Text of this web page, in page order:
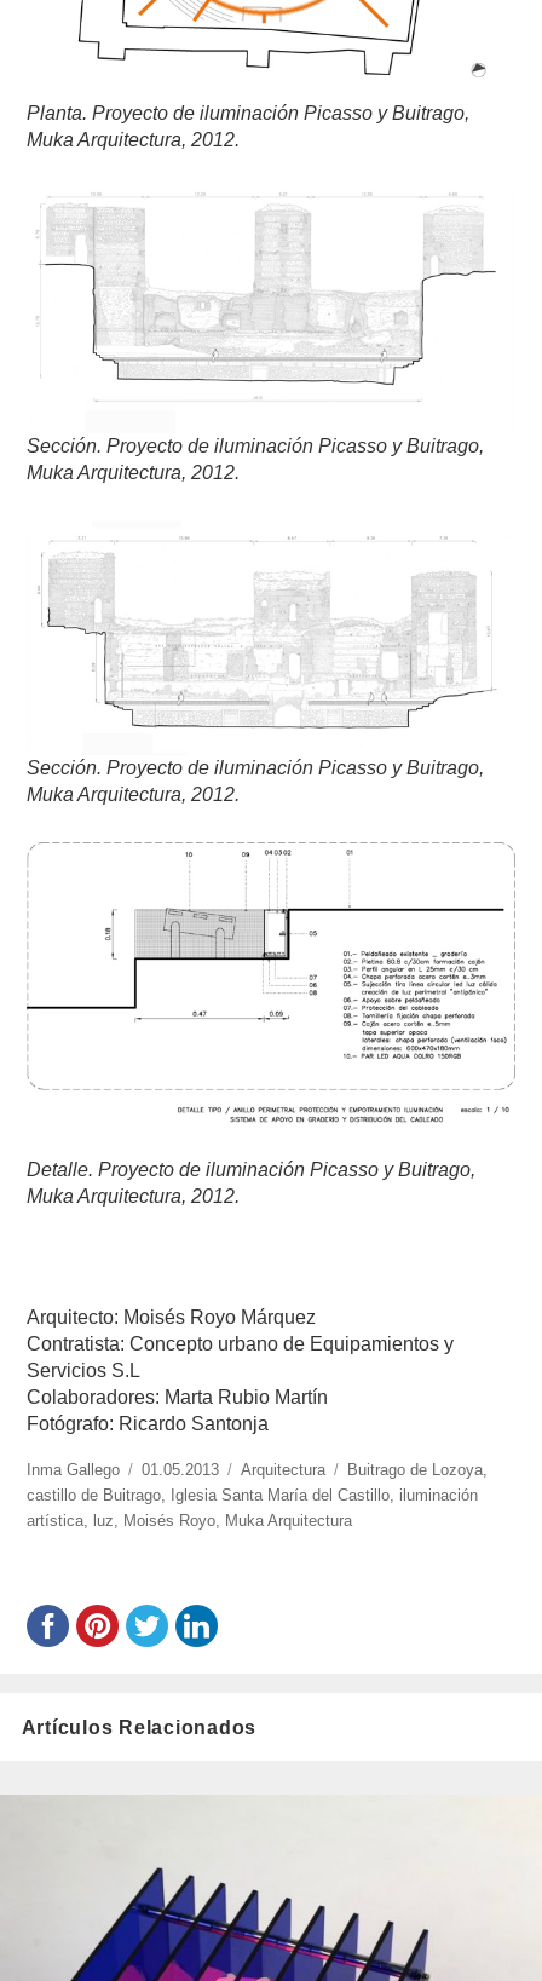
Planta.Proyecto de iluminaciónPicasso y Buitrago,
Muka Arquitectura, 2012.
Sección.Proyecto de iluminación Picasso y Buitrago,
Muka Arquitectura, 2012.
Sección.Proyecto de iluminación Picasso y Buitrago,
Muka Arquitectura, 2012.
Detalle.Proyecto de iluminación Picasso y Buitrago,
Muka Arquitectura, 2012.
Arquitecto: Moisés Royo Márquez
Contratista: Concepto urbano de Equipamientos y
Servicios S.L
Colaboradores: Marta Rubio Martín
Fotógrafo: Ricardo Santonja
https://www.experimenta.es/author/Inma%20Gallego/
Inma Gallego
Publicado
el
01.05.2013 Categorías
Arquitectura Etiquetas
Buitrago de Lozoya,
castillo de Buitrago, Iglesia Santa María del Castillo, iluminación
artística, luz, Moisés Royo, Muka Arquitectura
Artículos Relacionados